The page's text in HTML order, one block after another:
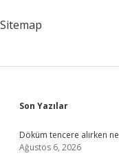
Sitemap
Sidebar
Son Yazılar
Döküm tencere alırken
Ağustos 6, 2026